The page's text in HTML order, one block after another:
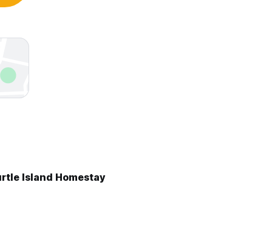
Island Homestay